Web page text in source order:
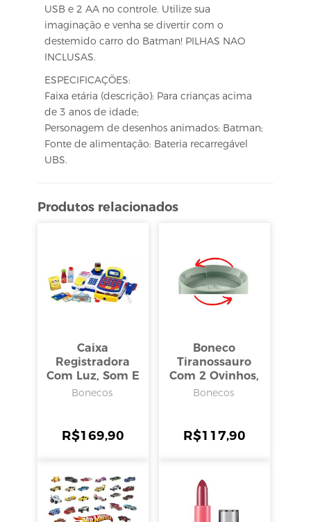
USB e 2 AA no controle. Utilize sua
imaginação e venha se divertir com o
destemido carro do Batman! PILHAS NAO
INCLUSAS.
ESPECIFICAÇÕES:
Faixa etária (descrição): Para crianças acima
de 3 anos de idade;
Personagem de desenhos animados: Batman;
Fonte de alimentação: Bateria recarregável
UBS.
Produtos relacionados
Caixa
Registradora
Com Luz, Som E
Acessórios
Bonecos
R$169,90
Boneco
Tiranossauro
Com 2 Ovinhos,
Dm Toys
Bonecos
R$117,90